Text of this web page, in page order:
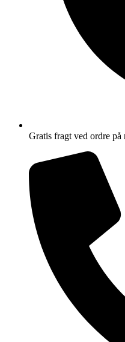
Gratis fragt ved ordre